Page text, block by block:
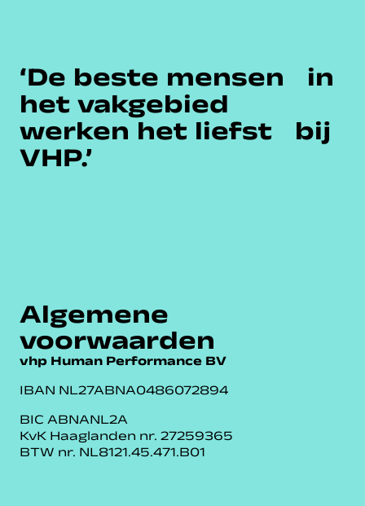
‘De beste mensen in
het vakgebied
werken het liefst bij
VHP.’
Algemene
voorwaarden
vhp Human Performance BV
IBAN NL27ABNA0486072894
BIC ABNANL2A
KvK Haaglanden nr. 27259365
BTW nr. NL8121.45.471.B01